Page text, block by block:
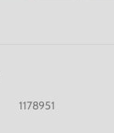
1178951